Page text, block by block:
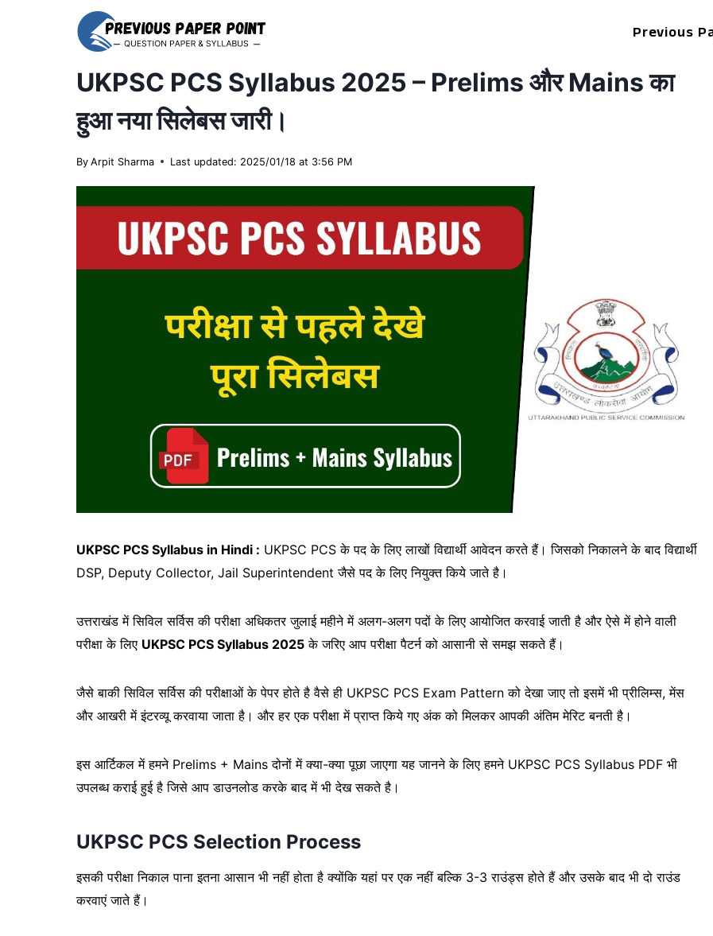
Previous
UKPSC PCS Syllabus 2025 – Prelims और Mains का
हुआ नया सिलेबस जारी।
By Arpit Sharma Last updated: 2025/01/18 at 3:56 PM
UKPSC PCS Syllabus in Hindi : UKPSC PCS के पद के लिए लाखों विद्यार्थी आवेदन करते हैं। जिसको निकालने के बाद विद्यार्थी
DSP, Deputy Collector, Jail Superintendent जैसे पद के लिए नियुक्त किये जाते है।
उत्तराखंड में सिविल सर्विस की परीक्षा अधिकतर जुलाई महीने में अलग-अलग पदों के लिए आयोजित करवाई जाती है और ऐसे में होने वाली
परीक्षा के लिए UKPSC PCS Syllabus 2025 के जरिए आप परीक्षा पैटर्न को आसानी से समझ सकते हैं।
जैसे बाकी सिविल सर्विस की परीक्षाओं के पेपर होते है वैसे ही UKPSC PCS Exam Pattern को देखा जाए तो इसमें भी प्रीलिम्स, मेंस
और आखरी में इंटरव्यू करवाया जाता है। और हर एक परीक्षा में प्राप्त किये गए अंक को मिलकर आपकी अंतिम मेरिट बनती है।
इस आर्टिकल में हमने Prelims + Mains दोनों में क्या-क्या पूछा जाएगा यह जानने के लिए हमने UKPSC PCS Syllabus PDF भी
उपलब्ध कराई हुई है जिसे आप डाउनलोड करके बाद में भी देख सकते है।
UKPSC PCS Selection Process
इसकी परीक्षा निकाल पाना इतना आसान भी नहीं होता है क्योंकि यहां पर एक नहीं बल्कि 3-3 राउंड्स होते हैं और उसके बाद भी दो राउंड
करवाएं जाते हैं।